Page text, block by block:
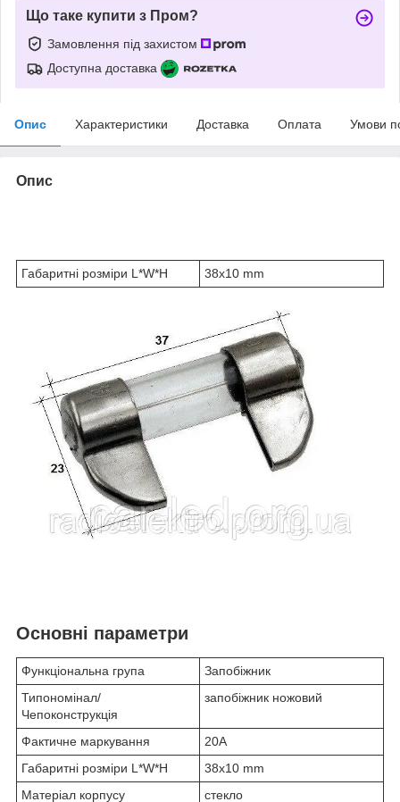
Що таке купити з Пром?
Замовлення під захистом
Доступна доставка
Опис Характеристики Доставка Оплата Умови
Опис
Габаритні розміри L*W*H 38x10 mm
Основні параметри
Функціональна група
Запобіжник
Типономінал/
Чепоконструкція
запобіжник ножовий
Фактичне маркування
20А
Габаритні розміри L*W*H
38x10 mm
Матеріал корпусу
стекло